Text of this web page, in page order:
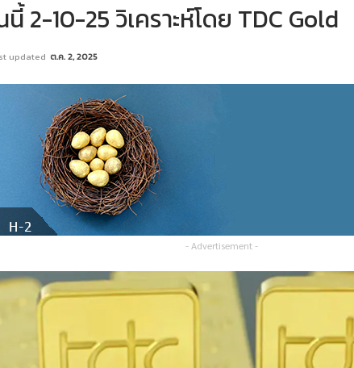
2-10-25 วิเคราะห์โดย TDC Gold
updated ต.ค. 2, 2025
- Advertisement -